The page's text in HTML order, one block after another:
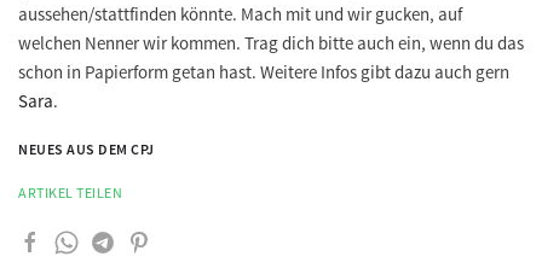
aussehen/stattfinden könnte. Mach mit und wir gucken, auf
welchen Nenner wir kommen. Trag dich bitte auch ein, wenn du das
schon in Papierform getan hast. Weitere Infos gibt dazu auch gern
Sara.
NEUES AUS DEM CPJ
ARTIKEL TEILEN